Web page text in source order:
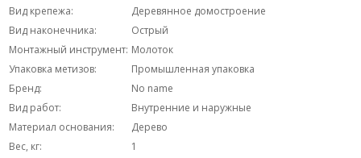
Вид крепежа:
Деревянное домостроение
Вид наконечника:
Острый
Монтажный инструмент: Молоток
Упаковка метизов:
Промышленная упаковка
Бренд:
No name
Вид работ:
Внутренние и наружные
Материал основания:
Дерево
Вес, кг:
1